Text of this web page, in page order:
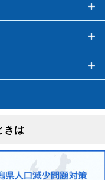
きは